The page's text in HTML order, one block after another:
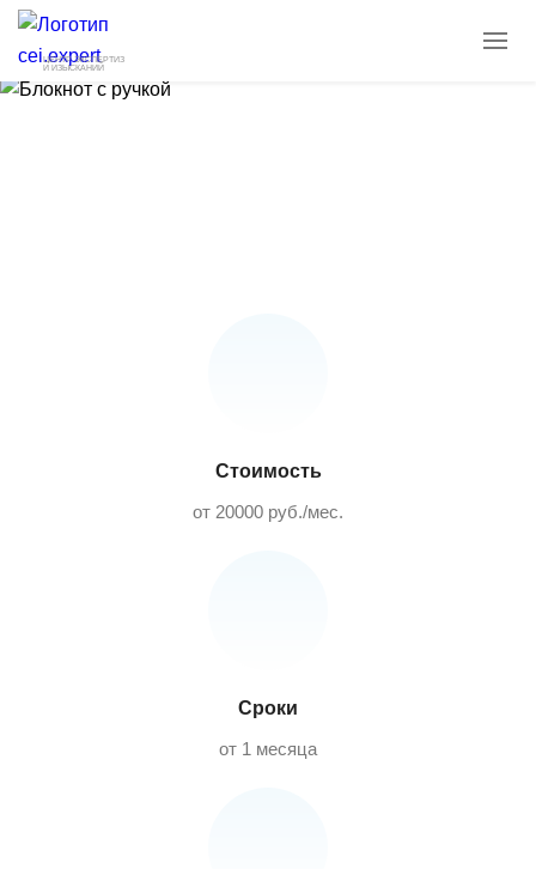
ЦЕНТР ЭКСПЕРТИЗ
И ИЗЫСКАНИЙ
Стоимость
от 20000 руб./мес.
Сроки
от 1 месяца